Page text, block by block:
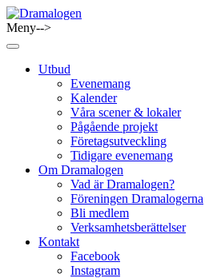
Skip
to
content
Meny-->
Utbud
Evenemang
Kalender
Våra scener & lokaler
Pågående projekt
Företagsutveckling
Tidigare evenemang
Om Dramalogen
Vad är Dramalogen?
Föreningen Dramalogerna
Bli medlem
Verksamhetsberättelser
Kontakt
Facebook
Instagram